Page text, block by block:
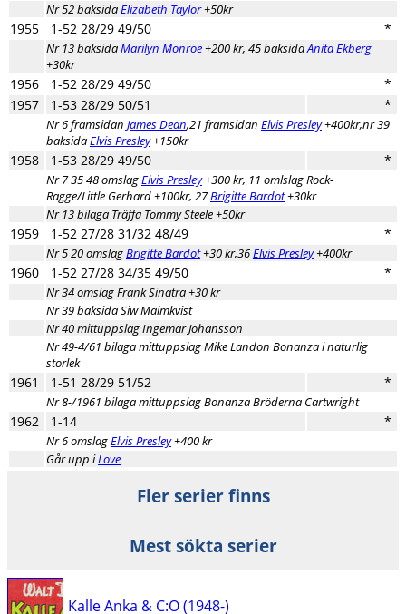
Nr 52 baksidaElizabeth Taylor+50kr
1955 1-52 28/29 49/50 *
Nr 13 baksidaMarilyn Monroe+200 kr, 45 baksidaAnita Ekberg
+30kr
1956 1-52 28/29 49/50
*
1957
1-53 28/29 50/51 *
Nr 6 framsidan James Dean,21 framsidan Elvis Presley+400kr,nr 39
baksidaElvis Presley+150kr
1958 1-53 28/29 49/50 *
Nr 7 35 48 omslagElvis Presley+300 kr, 11 omlslag Rock-
Ragge/Little Gerhard +100kr, 27Brigitte Bardot+30kr
Nr 13 bilaga Träffa Tommy Steele +50kr
1959 1-52 27/28 31/32 48/49 *
Nr 5 20 omslagBrigitte Bardot+30 kr,36Elvis Presley+400kr
1960 1-52 27/28 34/35 49/50 *
Nr 34 omslag Frank Sinatra +30 kr
Nr 39 baksida Siw Malmkvist
Nr 40 mittuppslag Ingemar Johansson
Nr 49-4/61 bilaga mittuppslag Mike Landon Bonanza i naturlig
storlek
1961 1-51 28/29 51/52 *
Nr 8-/1961 bilaga mittuppslag Bonanza Bröderna Cartwright
1962 1-14 *
Nr 6 omslagElvis Presley+400 kr
Går upp iLove
Fler serier finns
Mest sökta serier
Kalle Anka & C:O (1948-)